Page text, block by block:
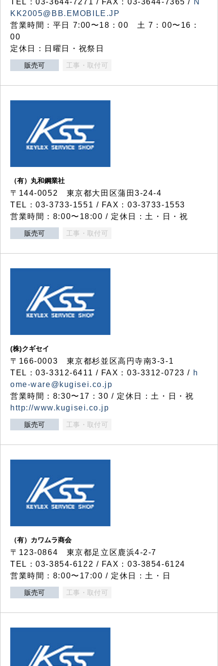
TEL：03‐3644‐7271 / FAX：03-3644-7365 / N
KK2005@BB.EMOBILE.JP
営業時間：平日 7:00〜18：00 土 7：00〜16：
00
定休日：日曜日・祝祭日
販売可 工事・取付可
（有）丸和鋼業社
〒144-0052 東京都大田区蒲田3-24-4
TEL：03-3733-1551 / FAX：03-3733-1553
営業時間：8:00〜18:00 / 定休日：土・日・祝
販売可 工事・取付可
(株)クギセイ
〒166-0003 東京都杉並区高円寺南3-3-1
TEL：03-3312-6411 / FAX：03-3312-0723 / h
ome-ware@kugisei.co.jp
営業時間：8:30〜17：30 / 定休日：土・日・祝
http://www.kugisei.co.jp
販売可 工事・取付可
（有）カワムラ商会
〒123-0864 東京都足立区鹿浜4-2-7
TEL：03-3854-6122 / FAX：03-3854-6124
営業時間：8:00〜17:00 / 定休日：土・日
販売可 工事・取付可